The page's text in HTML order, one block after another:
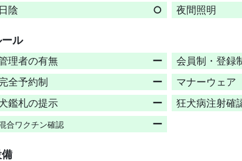
日陰
○ 夜間照明
ル
理者の有無 ー 会員制・登録
全予約制
ー マナーウェア
鑑札の提示
ー 狂犬病注射確
合ワクチン確認 ー